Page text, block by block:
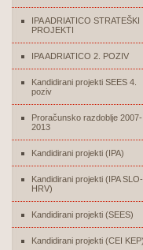
IPA ADRIATICO STRATEŠKI
PROJEKTI
IPA ADRIATICO 2. POZIV
Kandidirani projekti SEES 4.
poziv
Proračunsko razdoblje 2007-
2013
Kandidirani projekti (IPA)
Kandidirani projekti (IPA SLO-
HRV)
Kandidirani projekti (SEES)
Kandidirani projekti (CEI KEP)